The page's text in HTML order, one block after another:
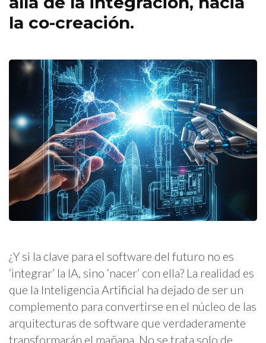
la co-creación.
¿Y si la clave para el software del futuro no es
‘integrar’ la IA, sino ‘nacer’ con ella? La realidad es
que la Inteligencia Artificial ha dejado de ser un
complemento para convertirse en el núcleo de las
arquitecturas de software que verdaderamente
transformarán el mañana. No se trata solo de